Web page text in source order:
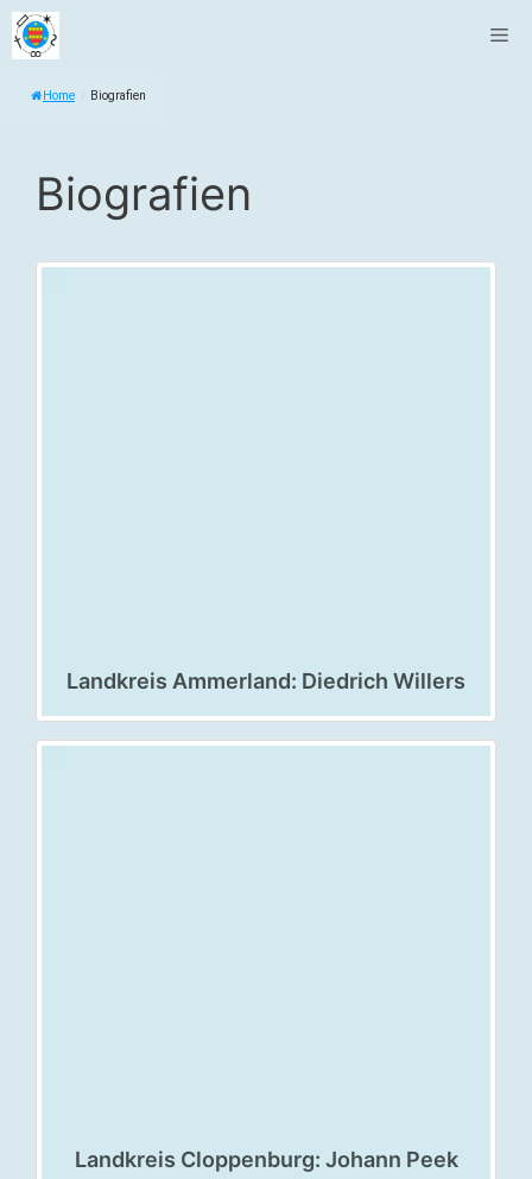
Zum
Inhalt
Home / Biografien
Biografien
Landkreis Ammerland: Diedrich Willers
Landkreis Cloppenburg: Johann Peek